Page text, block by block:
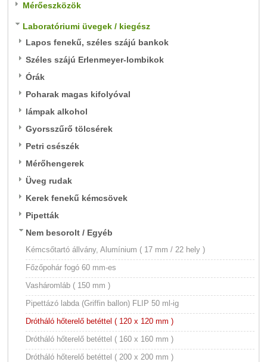
Mérőeszközök
Laboratóriumi üvegek / kiegész
Lapos fenekű, széles szájú bankok
Széles szájú Erlenmeyer-lombikok
Órák
Poharak magas kifolyóval
lámpak alkohol
Gyorsszűrő tölcsérek
Petri csészék
Mérőhengerek
Üveg rudak
Kerek fenekű kémcsövek
Pipetták
Nem besorolt / Egyéb
Kémcsőtartó állvány, Alumínium ( 17 mm / 22 hely )
Főzőpohár fogó 60 mm-es
Vasháromláb ( 150 mm )
Pipettázó labda (Griffin ballon) FLIP 50 ml-ig
Drótháló hőterelő betéttel ( 120 x 120 mm )
Drótháló hőterelő betéttel ( 160 x 160 mm )
Drótháló hőterelő betéttel ( 200 x 200 mm )